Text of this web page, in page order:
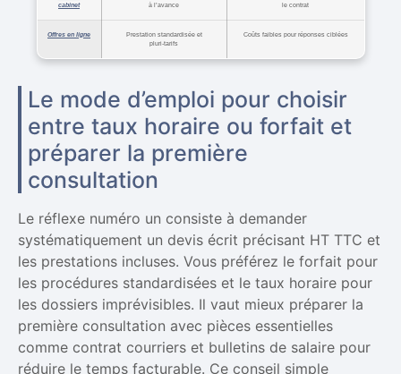
cabinet
à l’avance
le contrat
Offres en ligne
Prestation standardisée et
pluri‑tarifs
Coûts faibles pour réponses ciblées
Le mode d’emploi pour choisir
entre taux horaire ou forfait et
préparer la première
consultation
Le réflexe numéro un consiste à demander
systématiquement un devis écrit précisant HT TTC et
les prestations incluses. Vous préférez le forfait pour
les procédures standardisées et le taux horaire pour
les dossiers imprévisibles. Il vaut mieux préparer la
première consultation avec pièces essentielles
comme contrat courriers et bulletins de salaire pour
réduire le temps facturable. Ce conseil simple